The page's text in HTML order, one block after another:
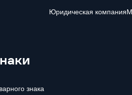
Юридическая компания
знака